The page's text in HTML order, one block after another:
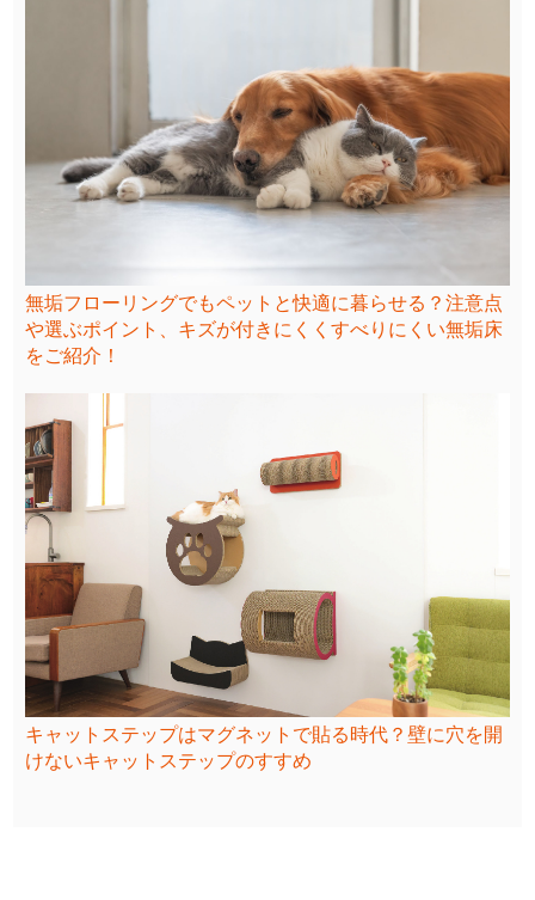
無垢フローリングでもペットと快適に暮らせる？注意点
や選ぶポイント、キズが付きにくくすべりにくい無垢床
をご紹介！
キャットステップはマグネットで貼る時代？壁に穴を開
けないキャットステップのすすめ